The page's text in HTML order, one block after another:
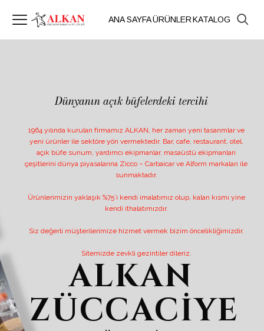
ANA SAYFAÜRÜNLERKATALOG
ALKAN
ZÜCCACİYE
1964 yılında kurulan firmamız ALKAN, her zaman yeni tasarımlar ve
yeni ürünler ile sektöre yön vermektedir. Bar, cafe, restaurant, otel,
açık büfe sunum, yardımcı ekipmanlar, masaüstü ekipmanları
çeşitlerini dünya piyasalarına Zicco – Carbaicar ve Alform markaları ile
sunmaktadır.
Ürünlerimizin yaklaşık %75’i kendi imalatımız olup, kalan kısmı yine
kendi ithalatımızdır.
Siz değerli müşterilerimize hizmet vermek bizim öncelikliğimizdir.
Sitemizde zevkli gezintiler dileriz.
Dünyanın açık büfelerdeki tercihi